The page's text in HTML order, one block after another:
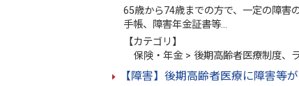
65歳から74歳までの方で、一定の障害
手帳、障害年金証書等…
【カテゴリ】
保険・年金 > 後期高齢者医療制度、
【障害】後期高齢者医療に障害等